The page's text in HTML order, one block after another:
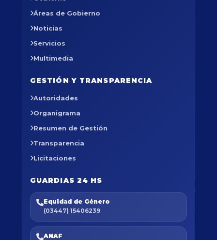
Áreas de Gobierno
Noticias
Servicios
Multimedia
GESTIÓN Y TRANSPARENCIA
Autoridades
Organigrama
Resumen de Gestión
Transparencia
Licitaciones
GUARDIAS 24 HS
Equidad de Género
(03447) 15406239
ANAF